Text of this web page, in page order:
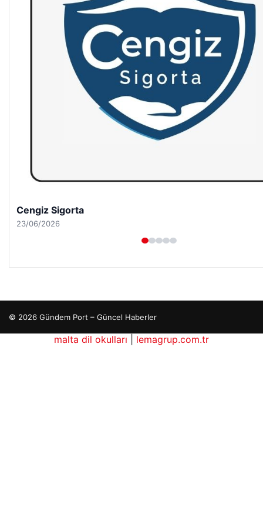
Hastaş Beton
26/05/2026
© 2026 Gündem Port – Güncel Haberler
malta dil okulları
lemagrup.com.tr